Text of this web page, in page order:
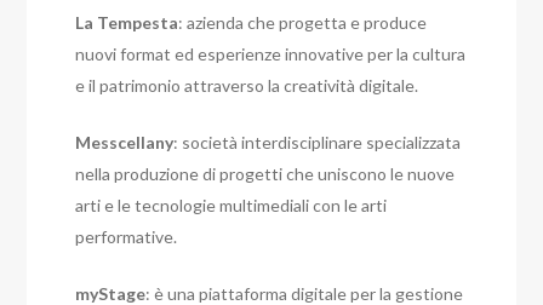
La Tempesta: azienda che progetta e produce
nuovi format ed esperienze innovative per la cultura
e il patrimonio attraverso la creatività digitale.
Messcellany: società interdisciplinare specializzata
nella produzione di progetti che uniscono le nuove
arti e le tecnologie multimediali con le arti
performative.
myStage: è una piattaforma digitale per la gestione